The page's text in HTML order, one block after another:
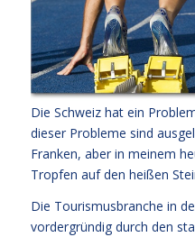
Die Schweiz hat ein
dieser Probleme sind
Franken, aber in meinem
Tropfen auf den heißen
Die Tourismusbranche in
vordergründig durch den